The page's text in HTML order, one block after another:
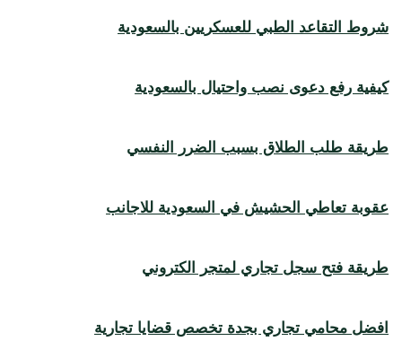
شروط التقاعد الطبي للعسكريين بالسعودية
كيفية رفع دعوى نصب واحتيال بالسعودية
طريقة طلب الطلاق بسبب الضرر النفسي
عقوبة تعاطي الحشيش في السعودية للاجانب
طريقة فتح سجل تجاري لمتجر الكتروني
افضل محامي تجاري بجدة تخصص قضايا تجارية